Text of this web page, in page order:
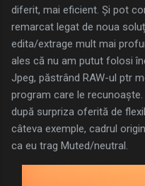
diferit, mai eficient. Și pot
remarcat legat de noua
edita/extrage mult mai
ales că nu am putut folosi
Jpeg, păstrând RAW-ul ptr
program care le
după surpriza oferită de
câteva exemple, cadrul
ca eu trag Muted/neutral.